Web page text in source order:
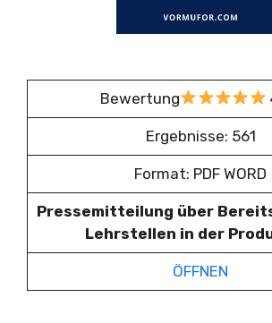
Bewertung
Ergebnisse: 561
Format: PDF WORD
Pressemitteilung über
Lehrstellen in der
ÖFFNEN